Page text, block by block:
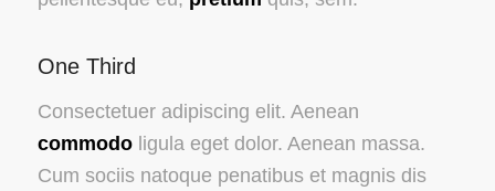
One Third
Consectetuer adipiscing elit. Aenean
commodoligula eget dolor. Aenean massa.
Cum sociis natoque penatibus et magnis dis